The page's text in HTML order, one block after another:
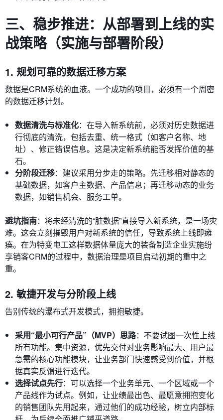
三、稳步推进：从部署到上线的实
战策略（实施与部署阶段）
1. 规划可靠的数据迁移方案
数据是CRM系统的血液。一个成功的项目，必须有一个周密
的数据迁移计划。
数据清洗与标准化：在导入新系统前，必须对历史数据进
行彻底的清洗，包括去重、统一格式（如客户名称、地
址）、修正错误信息。这是决定新系统能否发挥价值的基
石。
分阶段迁移：建议采用分步走的策略。先迁移相对静态的
基础数据，如客户主数据、产品信息；再迁移动态的业务
数据，如销售机会、服务工单。
避坑指南：将未经清洗的“脏数据”直接导入新系统，是一场灾
难。这会立刻摧毁用户对新系统的信任，导致系统上线即瘫
痪。在为特变电工这样数据体量庞大的装备制造企业实施纷
享销客CRM的过程中，数据治理是项目启动初期的重中之
重。
2. 敏捷开发与分阶段上线
告别传统的瀑布式开发模式，拥抱敏捷。
采用“最小可行产品”（MVP）思路：不要试图一次性上线
所有功能。集中资源，优先交付对业务影响最大、用户最
急需的核心功能模块，让业务部门快速感受到价值，并根
据真实反馈进行迭代。
选择试点先行：可以选择一个业务单元、一个区域或一个
产品线作为试点。例如，让业绩最出色、最愿意拥抱变化
的销售团队先用起来，通过他们的成功经验，树立内部标